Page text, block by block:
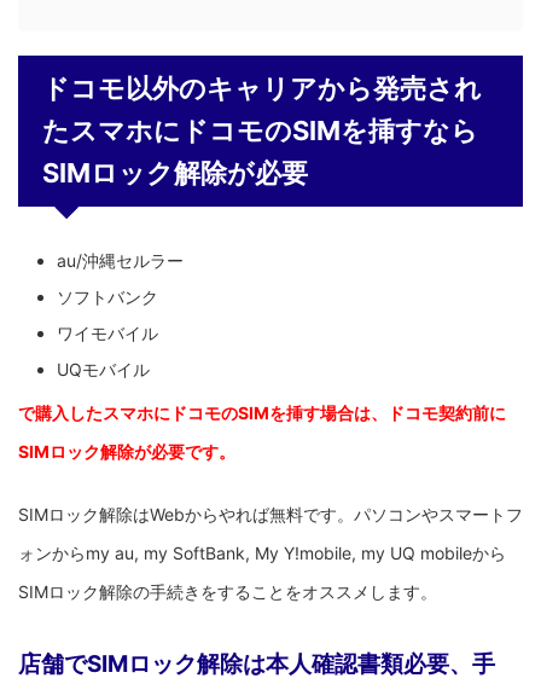
ドコモ以外のキャリアから発売され
たスマホにドコモのSIMを挿すなら
SIMロック解除が必要
au/沖縄セルラー
ソフトバンク
ワイモバイル
UQモバイル
で購入したスマホにドコモのSIMを挿す場合は、ドコモ契約前に
SIMロック解除が必要です。
SIMロック解除はWebからやれば無料です。パソコンやスマートフ
ォンからmy au, my SoftBank, My Y!mobile, my UQ mobileから
SIMロック解除の手続きをすることをオススメします。
店舗でSIMロック解除は本人確認書類必要、手